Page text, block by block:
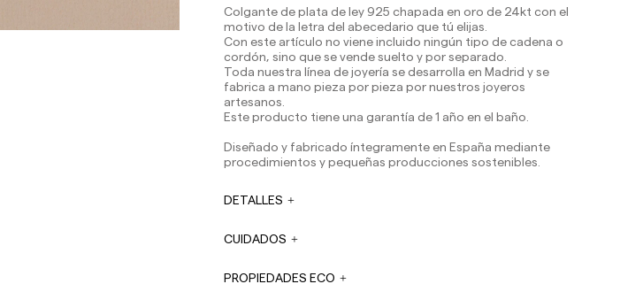
Colgante de plata de ley 925 chapada en oro de 24kt con el
motivo de la letra del abecedario que tú elijas.
Con este artículo no viene incluido ningún tipo de cadena o
cordón, sino que se vende suelto y por separado.
Toda nuestra línea de joyería se desarrolla en Madrid y se
fabrica a mano pieza por pieza por nuestros joyeros
artesanos.
Este producto tiene una garantía de 1 año en el baño.
Diseñado y fabricado íntegramente en España mediante
procedimientos y pequeñas producciones sostenibles.
DETALLES
CUIDADOS
PROPIEDADES ECO
Baleares: 2-5 días laborables. Excepto pre-orders.
Canarias, Ceuta y Melilla: 7-10 días laborables.
Excepto pre-orders.
Envíos a Europa: 3-5 días laborables. Excepto pre-
orders.
Envíos a USA: 5-7 días laborables
laborables. Excepto pre-orders.Por favor, ten en cuenta
que, si estás fuera de la Unión Europea, deberás estar al
locales.
ha sido confirmado y en el siguiente horario: Lunes a
de ese horario se prepararán el día laborable siguiente.